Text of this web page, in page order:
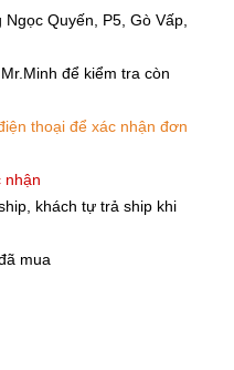
Quyến, P5, Gò Vấp,
để kiểm tra còn
thoại để xác nhận đơn
nhận
khách tự trả ship khi
mua